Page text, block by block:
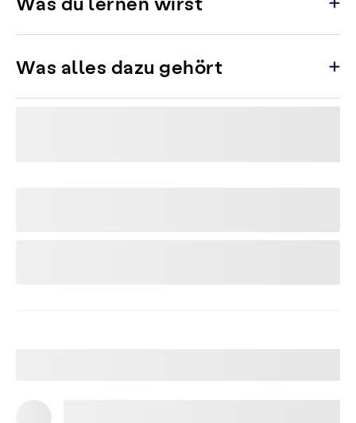
Was alles dazu gehört